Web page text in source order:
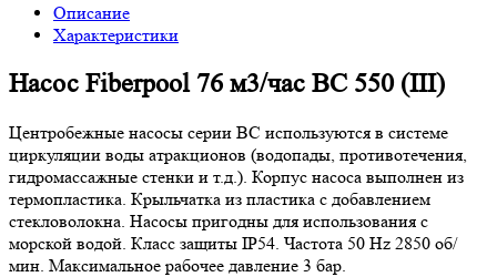
Описание
Характеристики
Насос Fiberpool 76 м3/час BC 550 (III)
Центробежные насосы серии BC используются в системе
циркуляции воды атракционов (водопады, противотечения,
гидромассажные стенки и т.д.). Корпус насоса выполнен из
термопластика. Крыльчатка из пластика с добавлением
стекловолокна. Насосы пригодны для использования с
морской водой. Класс защиты IP54. Частота 50 Hz 2850 об/
мин. Максимальное рабочее давление 3 бар.